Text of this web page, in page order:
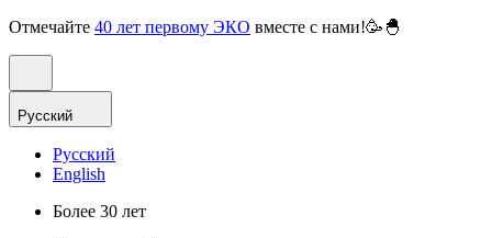
Отмечайте 40 лет первому ЭКО вместе с нами!🥳🐣
Русский
Русский
English
Более 30 лет